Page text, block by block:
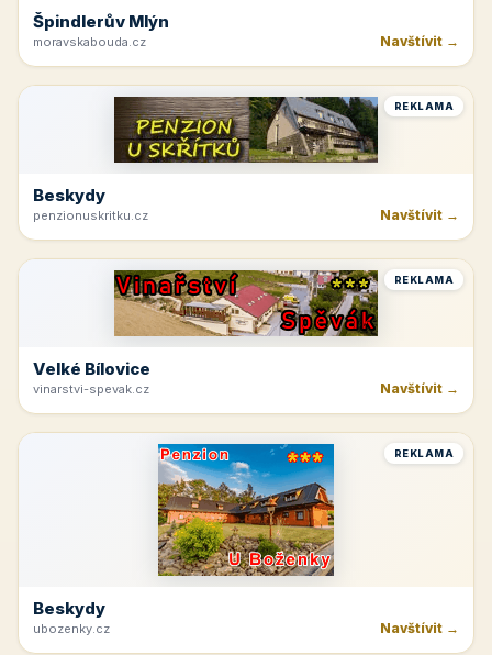
Špindlerův Mlýn
moravskabouda.cz Navštívit →
REKLAMA
Beskydy
penzionuskritku.cz Navštívit →
REKLAMA
Velké Bílovice
vinarstvi-spevak.cz Navštívit →
REKLAMA
Beskydy
ubozenky.cz Navštívit →